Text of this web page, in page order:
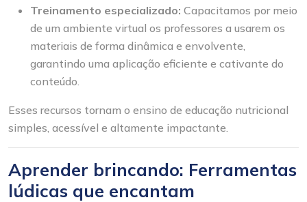
Treinamento especializado: Capacitamos por meio
de um ambiente virtual os professores a usarem os
materiais de forma dinâmica e envolvente,
garantindo uma aplicação eficiente e cativante do
conteúdo.
Esses recursos tornam o ensino de educação nutricional
simples, acessível e altamente impactante.
Aprender brincando: Ferramentas
lúdicas que encantam